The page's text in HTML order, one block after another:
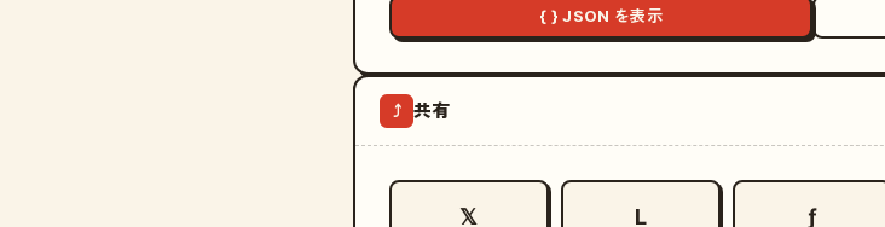
{ } JSON を表示
⤴ 共有
𝕏 L ƒ